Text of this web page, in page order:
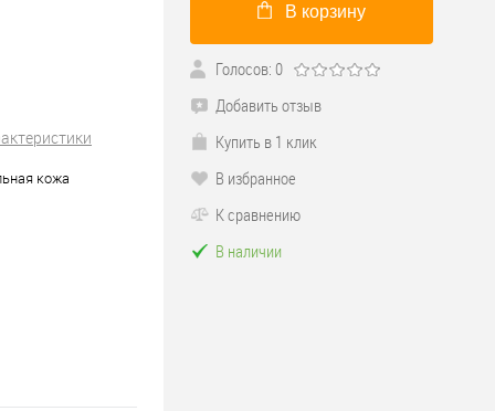
кожа
В корзину
Голосов: 0
Добавить отзыв
Купить в 1 клик
В избранное
К сравнению
В наличии